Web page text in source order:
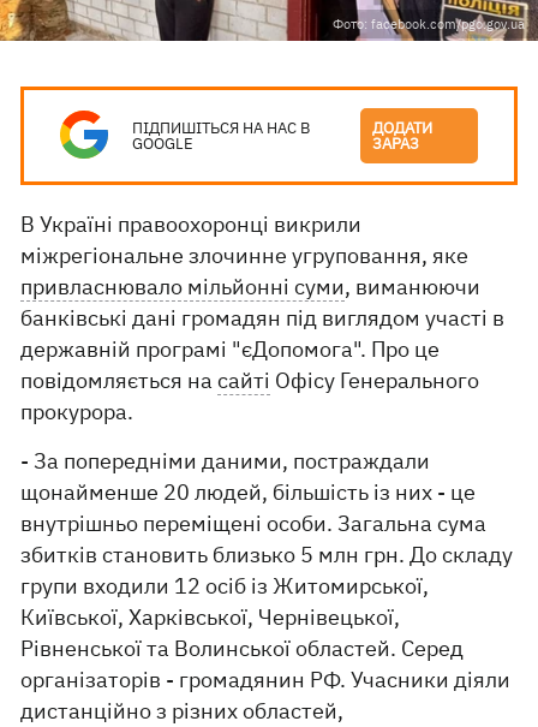
Фото: facebook.com/pgo.gov.ua
ПІДПИШІТЬСЯ НА НАС В
GOOGLE
ДОДАТИ
ЗАРАЗ
В Україні правоохоронці викрили
міжрегіональне злочинне угруповання, яке
привласнювало мільйонні суми, виманюючи
банківські дані громадян під виглядом участі в
державній програмі "єДопомога". Про це
повідомляється насайті Офісу Генерального
прокурора.
- За попередніми даними, постраждали
щонайменше 20 людей, більшість із них - це
внутрішньо переміщені особи. Загальна сума
збитків становить близько 5 млн грн. До складу
групи входили 12 осіб із Житомирської,
Київської, Харківської, Чернівецької,
Рівненської та Волинської областей. Серед
організаторів - громадянин РФ. Учасники діяли
дистанційно з різних областей,